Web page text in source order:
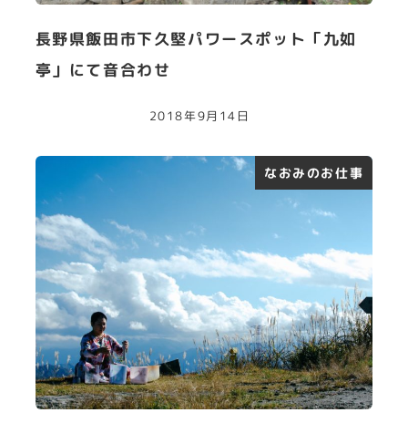
長野県飯田市下久堅パワースポット「九如
亭」にて音合わせ
2018年9月14日
なおみのお仕事